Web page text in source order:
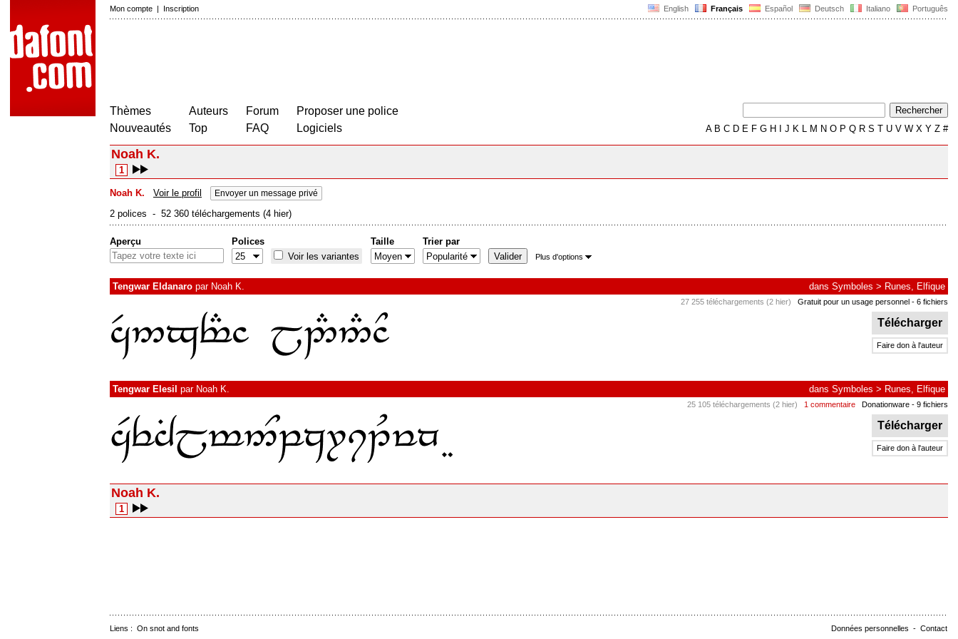
English Français Español Deutsch Italiano Português
Mon compte | Inscription
Thèmes
Nouveautés
Auteurs
Top
Forum
FAQ
Proposer une police
Logiciels
AB C D E F G H J K L M N O P Q R S T U V W X Y Z #
Noah K.
1
Noah K. Voir le profil Envoyer un message privé
2 polices - 52 360 téléchargements (4 hier)
Aperçu
Polices
Voir les variantes
Taille Trier par
Plus d'options
Tengwar Eldanaro par Noah K. dans Symboles > Runes, Elfique
27 255 téléchargements (2 hier) Gratuit pour un usage personnel - 6 fichiers
Télécharger
Faire don à l'auteur
Tengwar Elesil par Noah K. dans Symboles > Runes, Elfique
25 105 téléchargements (2 hier) 1 commentaire Donationware - 9 fichiers
Télécharger
Faire don à l'auteur
Noah K.
1
Données personnelles - Contact
Liens : On snot and fonts